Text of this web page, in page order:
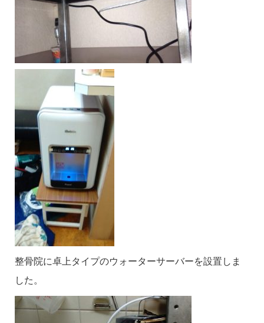
整骨院に卓上タイプのウォーターサーバーを設置しま
した。